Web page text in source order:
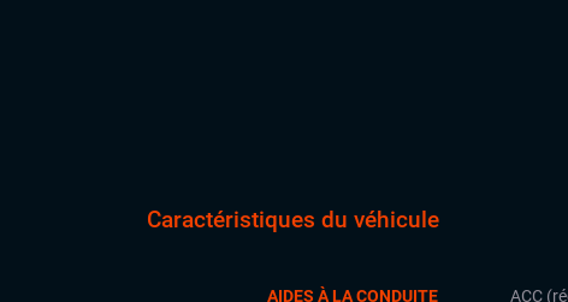
Caractéristiques du véhicule
AIDES À LA CONDUITE
ACC